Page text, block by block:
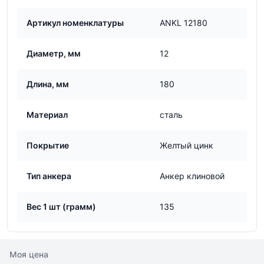
Артикул номенклатуры ANKL 12180
Диаметр, мм 12
Длина, мм 180
Материал сталь
Покрытие Желтый цинк
Тип анкера Анкер клиновой
Вес 1 шт (грамм) 135
Моя цена